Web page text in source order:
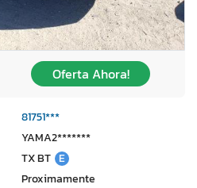
Oferta Ahora!
81751***
YAMA2*******
TX BT E
Proximamente